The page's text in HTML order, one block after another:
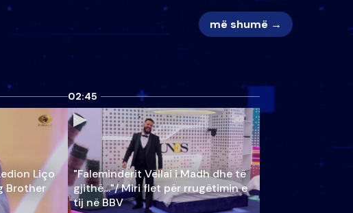
më shumë →
Liço
Brother
02:45
"Faleminderit Vëllai i Madh dhe të
gjithë…"/ Miri flet për rrugëtimin e
tij në BBV